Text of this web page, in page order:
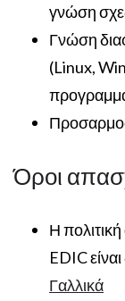
γνώση
Γνώση
(Linux,
Όροι
Η
EDIC
Γαλλικά